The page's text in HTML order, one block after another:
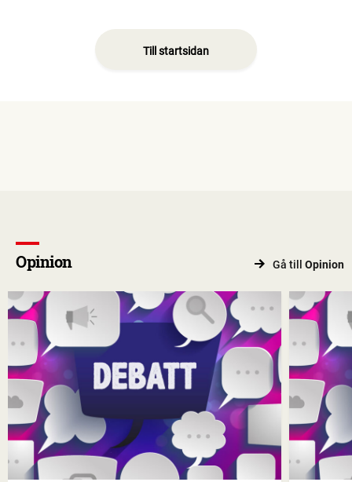
Till startsidan
Opinion Gå till Opinion